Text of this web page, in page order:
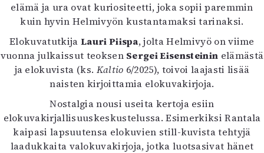
elämä ja ura ovat kuriositeetti, joka sopii paremmin
kuin hyvin Helmivyön kustantamaksi tarinaksi.
Elokuvatutkija Lauri Piispa, jolta Helmivyö on viime
vuonna julkaissut teoksen Sergei Eisensteinin elämästä
ja elokuvista (ks. Kaltio 6/2025), toivoi laajasti lisää
naisten kirjoittamia elokuvakirjoja.
Nostalgia nousi useita kertoja esiin
elokuvakirjallisuuskeskustelussa. Esimerkiksi Rantala
kaipasi lapsuutensa elokuvien still-kuvista tehtyjä
laadukkaita valokuvakirjoja, jotka luotsasivat hänet